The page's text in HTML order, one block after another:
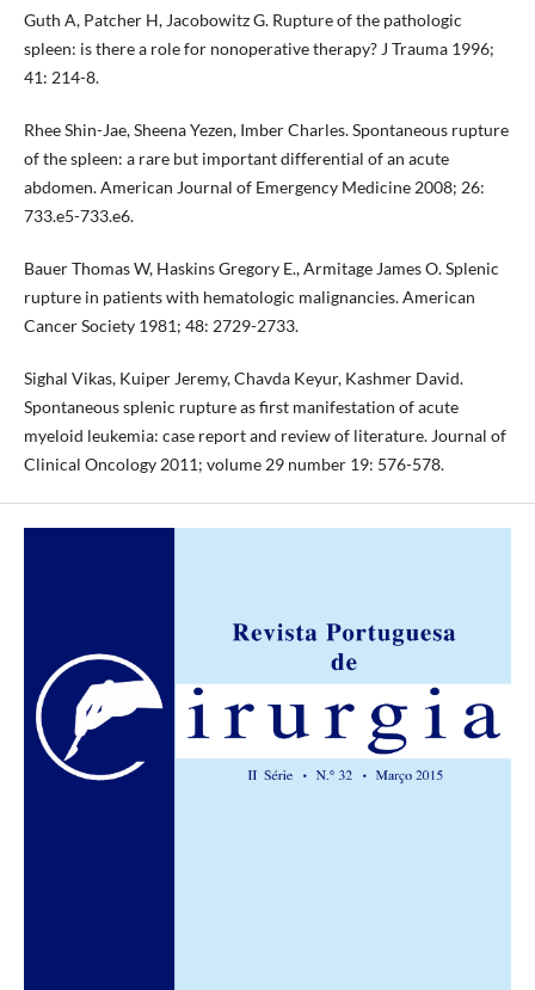
Guth A, Patcher H, Jacobowitz G. Rupture of the pathologic
spleen: is there a role for nonoperative therapy? J Trauma 1996;
41: 214-8.
Rhee Shin-Jae, Sheena Yezen, Imber Charles. Spontaneous rupture
of the spleen: a rare but important differential of an acute
abdomen. American Journal of Emergency Medicine 2008; 26:
733.e5-733.e6.
Bauer Thomas W, Haskins Gregory E., Armitage James O. Splenic
rupture in patients with hematologic malignancies. American
Cancer Society 1981; 48: 2729-2733.
Sighal Vikas, Kuiper Jeremy, Chavda Keyur, Kashmer David.
Spontaneous splenic rupture as first manifestation of acute
myeloid leukemia: case report and review of literature. Journal of
Clinical Oncology 2011; volume 29 number 19: 576-578.